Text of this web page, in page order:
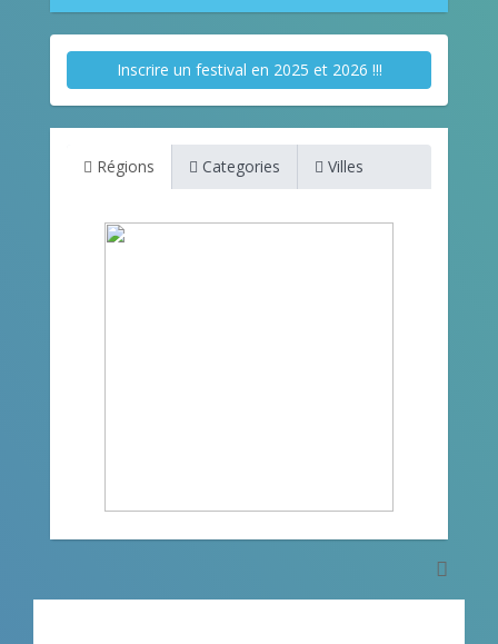
Inscrire un festival en 2025 et 2026 !!!
Régions Categories Villes